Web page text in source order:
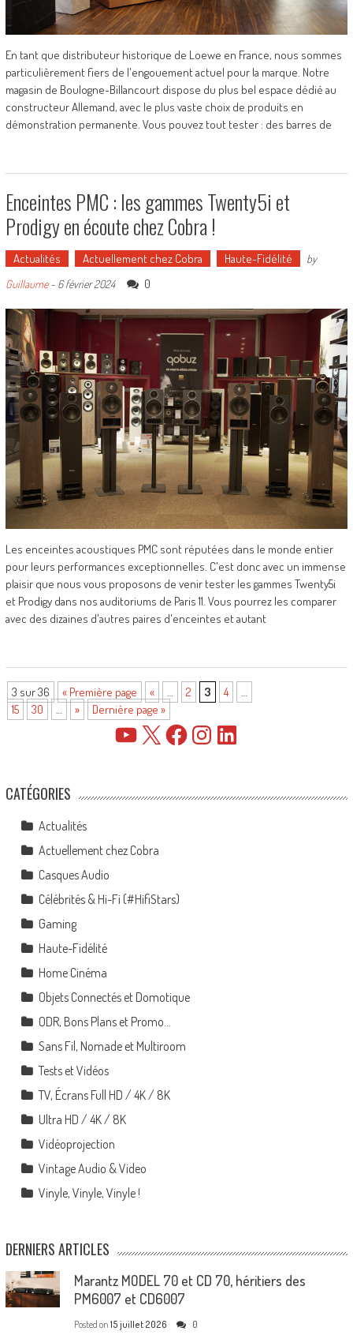
En tant que distributeur historique de Loewe en France, nous sommes
particulièrement fiers de l'engouement actuel pour la marque. Notre
magasin de Boulogne-Billancourt dispose du plus bel espace dédié au
constructeur Allemand, avec le plus vaste choix de produits en
démonstration permanente. Vous pouvez tout tester : des barres de
Enceintes PMC : les gammes Twenty5i et
Prodigy en écoute chez Cobra !
Actualités Actuellement chez Cobra Haute-Fidélité
by
Guillaume- 6 février 2024 0
Les enceintes acoustiques PMC sont réputées dans le monde entier
pour leurs performances exceptionnelles. C'est donc avec un immense
plaisir que nous vous proposons de venir tester les gammes Twenty5i
et Prodigy dans nos auditoriums de Paris 11. Vous pourrez les comparer
avec des dizaines d'autres paires d'enceintes et autant
3 sur 36 « Première page « … 2 3 4
…
15
30 … » Dernière page »
YouTube FacebookInstagramLinkedIn
CATÉGORIES
Actualités
Actuellement chez Cobra
Casques Audio
Célébrités & Hi-Fi (#HifiStars)
Gaming
Haute-Fidélité
Home Cinéma
Objets Connectés et Domotique
ODR, Bons Plans et Promo…
Sans Fil, Nomade et Multiroom
Tests et Vidéos
TV, Écrans Full HD / 4K / 8K
Ultra HD / 4K / 8K
Vidéoprojection
Vintage Audio & Video
Vinyle, Vinyle, Vinyle !
DERNIERS ARTICLES
Marantz MODEL 70 et CD 70, héritiers des
PM6007 et CD6007
Posted on 15 juillet 2026 0